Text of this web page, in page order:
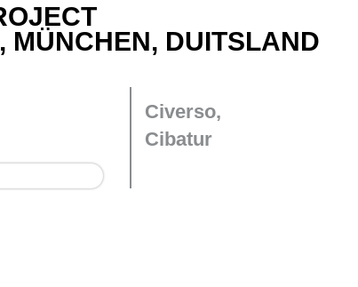
MÜNCHEN, DUITSLAND
Civerso,
Cibatur